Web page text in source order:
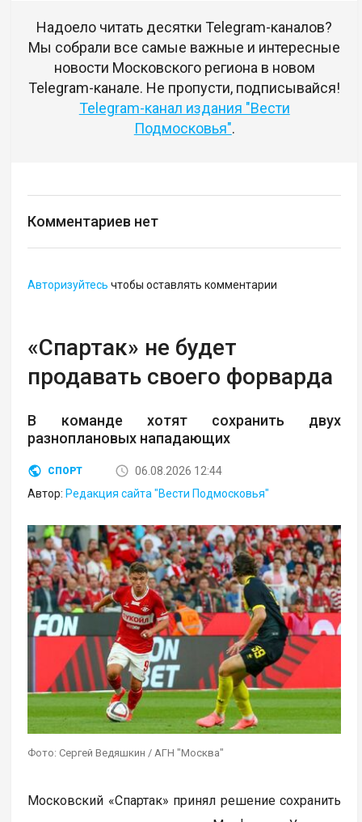
Надоело читать десятки Telegram-каналов?
Мы собрали все самые важные и интересные
новости Московского региона в новом
Telegram-канале. Не пропусти, подписывайся!
Telegram-канал издания "Вести
Подмосковья".
Комментариев нет
Авторизуйтесь чтобы оставлять комментарии
«Спартак» не будет
продавать своего форварда
В команде хотят сохранить двух
разноплановых нападающих
СПОРТ
06.08.2026 12:44
Автор: Редакция сайта "Вести Подмосковья"
Фото: Сергей Ведяшкин / АГН "Москва"
Московский «Спартак» принял решение сохранить